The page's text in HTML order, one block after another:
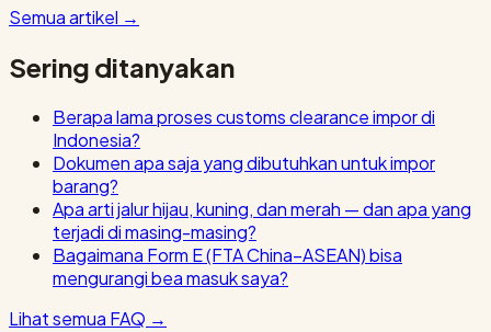
Semua artikel →
Sering ditanyakan
Berapa lama proses customs clearance impor di
Indonesia?
Dokumen apa saja yang dibutuhkan untuk impor
barang?
Apa arti jalur hijau, kuning, dan merah — dan apa yang
terjadi di masing-masing?
Bagaimana Form E (FTA China–ASEAN) bisa
mengurangi bea masuk saya?
Lihat semua FAQ →